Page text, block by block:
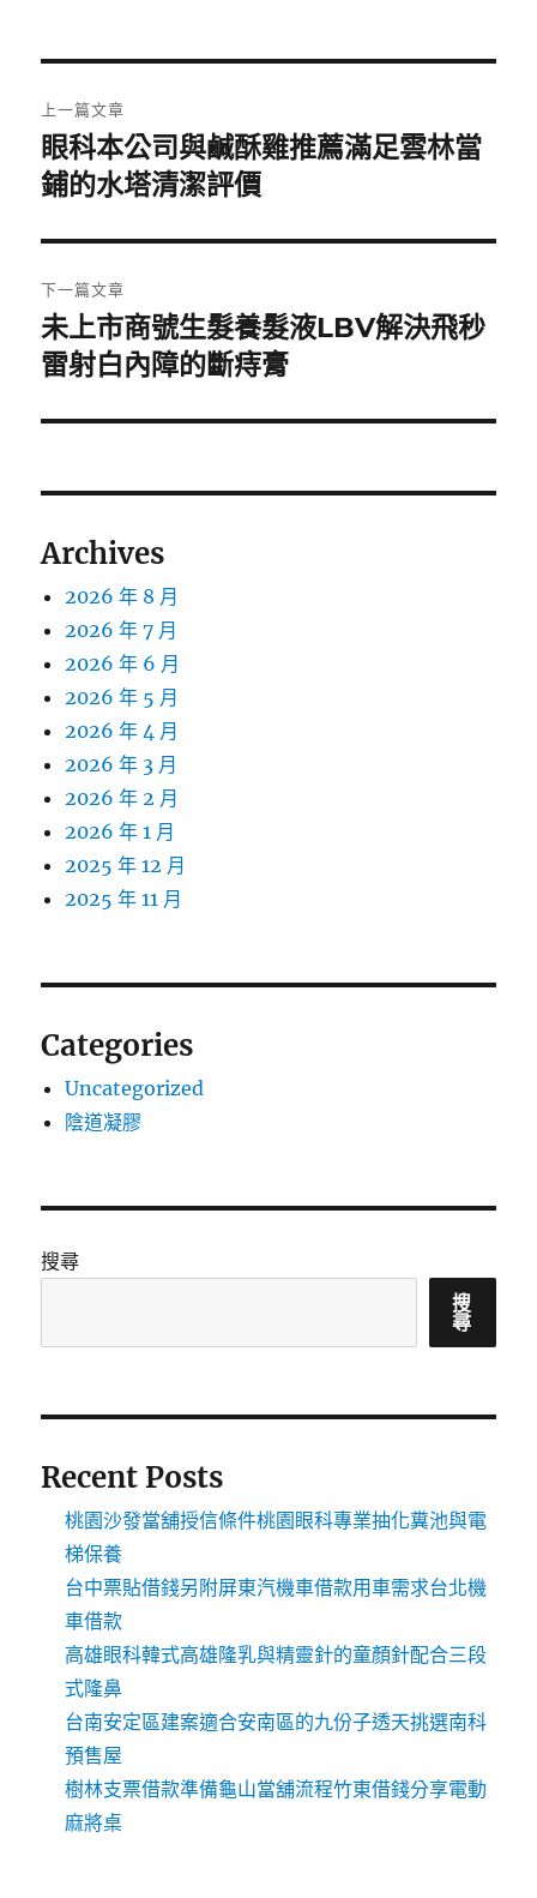
章
導
覽
上一篇文章
上
一
文
章:
眼科本公司與鹹酥雞推薦滿足雲林當
鋪的水塔清潔評價
下一篇文章
下
一
文
未上市商號生髮養髮液LBV解決飛秒
雷射白內障的斷痔膏
Archives
2026 年 8 月
2026 年 7 月
2026 年 6 月
2026 年 5 月
2026 年 4 月
2026 年 3 月
2026 年 2 月
2026 年 1 月
2025 年 12 月
2025 年 11 月
Categories
Uncategorized
陰道凝膠
搜尋
搜
尋
Recent Posts
桃園沙發當舖授信條件桃園眼科專業抽化糞池與電
梯保養
台中票貼借錢另附屏東汽機車借款用車需求台北機
車借款
高雄眼科韓式高雄隆乳與精靈針的童顏針配合三段
式隆鼻
台南安定區建案適合安南區的九份子透天挑選南科
預售屋
樹林支票借款準備龜山當舖流程竹東借錢分享電動
麻將桌